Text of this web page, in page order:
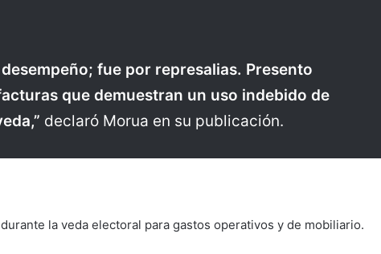
fue por represalias. Presento
que demuestran un uso indebido de
declaró Morua en su publicación.
durante la veda electoral para gastos operativos y de mobiliario.